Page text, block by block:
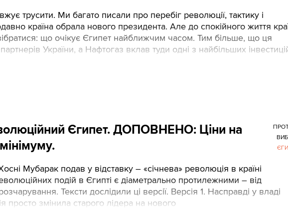
трусити. Ми багато писали про перебіг революції, тактику і
країна обрала нового президента. Але до спокійного життя
що очікує Єгипет найближчим часом. Тим більше, що ця
України, а Нафтогаз вклав туди одні з найбільших
Єгипет. ДОПОВНЕНО: Ціни на
Мубарак подав у відставку – «січнева» революція в країні
подій в Єгипті є діаметрально протилежними – від
Тексти дослідили ці версії. Версія 1. Насправді у владі
просто змінила старого лідера на нового